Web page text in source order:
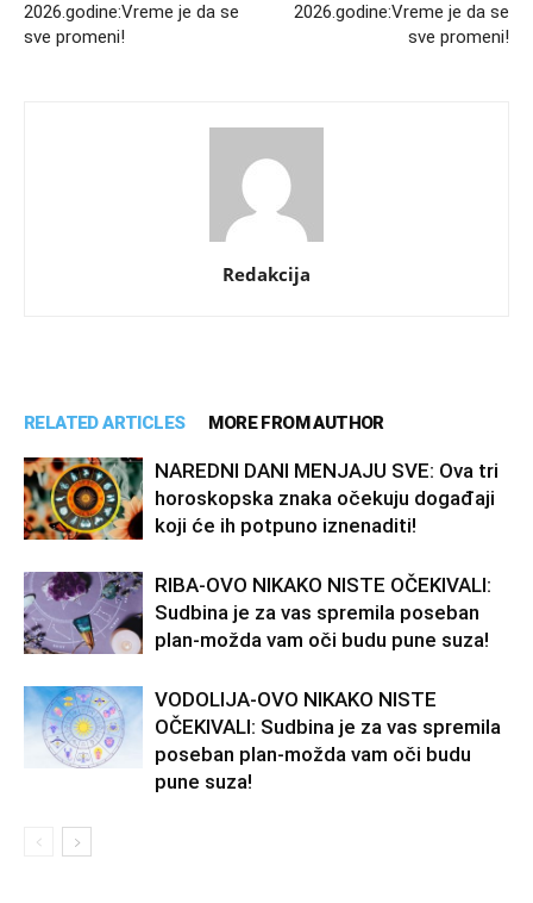
2026.godine:Vreme je da se
sve promeni!
2026.godine:Vreme je da se
sve promeni!
Redakcija
RELATED ARTICLES MORE FROM AUTHOR
NAREDNI DANI MENJAJU SVE: Ova tri
horoskopska znaka očekuju događaji
koji će ih potpuno iznenaditi!
RIBA-OVO NIKAKO NISTE OČEKIVALI:
Sudbina je za vas spremila poseban
plan-možda vam oči budu pune suza!
VODOLIJA-OVO NIKAKO NISTE
OČEKIVALI: Sudbina je za vas spremila
poseban plan-možda vam oči budu
pune suza!